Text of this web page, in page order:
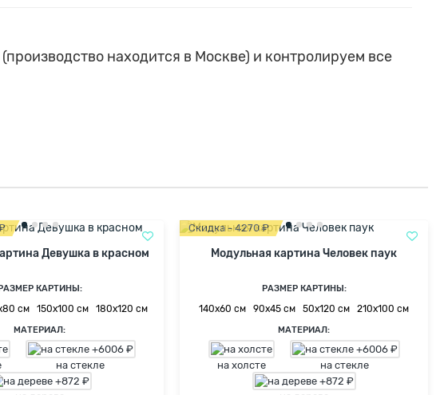
находится в Москве) и контролируем все
Девушка в красном
КАРТИНЫ:
см 150х100 см
180х120 см
МАТЕРИАЛ:
на стекле
Скидка - 4270 ₽
Модульная картина Человек паук
РАЗМЕР КАРТИНЫ:
140х60 см
90х45 см 50х120 см
210х100 см
МАТЕРИАЛ:
на холсте на стекле